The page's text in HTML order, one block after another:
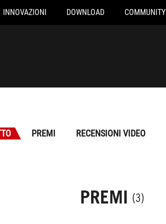
INNOVAZIONI DOWNLOAD COMMUNITY
PREMI RECENSIONI VIDEO
PREMI (3)